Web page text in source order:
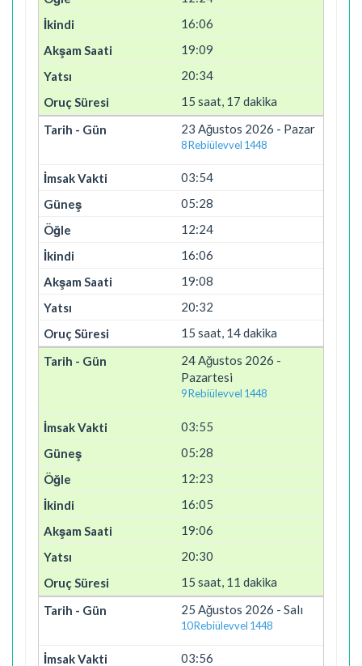
16:06
19:09
20:34
15 saat, 17 dakika
23 Ağustos 2026 - Pazar
8 Rebiülevvel 1448
03:54
05:28
12:24
16:06
19:08
20:32
15 saat, 14 dakika
24 Ağustos 2026 -
Pazartesi
9 Rebiülevvel 1448
03:55
05:28
12:23
16:05
19:06
20:30
15 saat, 11 dakika
25 Ağustos 2026 - Salı
10 Rebiülevvel 1448
03:56